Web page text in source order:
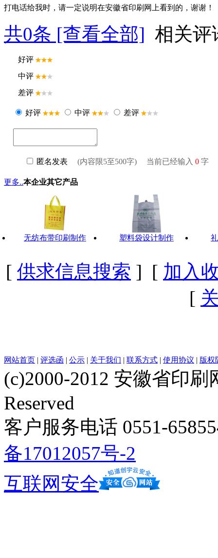
打电话给我时，请一定说明在安徽省印刷网上看到的，谢谢！
共0条 [查看全部] 相关评
更多..本企业其它产品
无纺布带印刷制作 塑料袋设计制作
[ 供求信息搜索 ] [ 加入
[
网站首页 | 评选函 | 公示 | 关于我们 | 联系方式 | 使用协议 | 版权
(c)2000-2012 安徽省印刷
Reserved
客户服务电话 0551-
备17012057号-2
互联网安全